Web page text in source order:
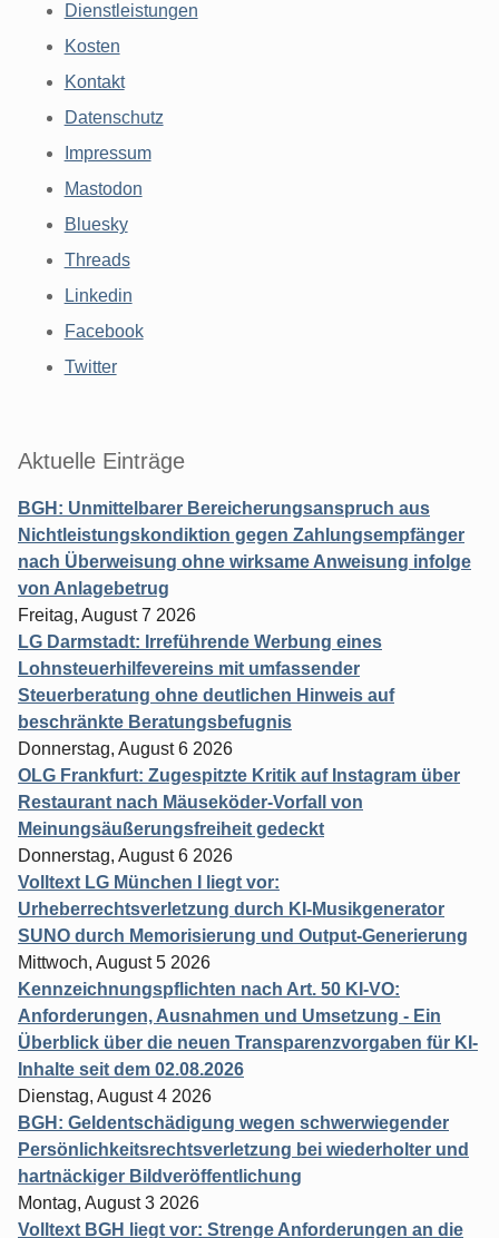
Dienstleistungen
Kosten
Kontakt
Datenschutz
Impressum
Mastodon
Bluesky
Threads
Linkedin
Facebook
Twitter
Aktuelle Einträge
BGH: Unmittelbarer Bereicherungsanspruch aus
Nichtleistungskondiktion gegen Zahlungsempfänger
nach Überweisung ohne wirksame Anweisung infolge
von Anlagebetrug
Freitag, August 7 2026
LG Darmstadt: Irreführende Werbung eines
Lohnsteuerhilfevereins mit umfassender
Steuerberatung ohne deutlichen Hinweis auf
beschränkte Beratungsbefugnis
Donnerstag, August 6 2026
OLG Frankfurt: Zugespitzte Kritik auf Instagram über
Restaurant nach Mäuseköder-Vorfall von
Meinungsäußerungsfreiheit gedeckt
Donnerstag, August 6 2026
Volltext LG München I liegt vor:
Urheberrechtsverletzung durch KI-Musikgenerator
SUNO durch Memorisierung und Output-Generierung
Mittwoch, August 5 2026
Kennzeichnungspflichten nach Art. 50 KI-VO:
Anforderungen, Ausnahmen und Umsetzung - Ein
Überblick über die neuen Transparenzvorgaben für KI-
Inhalte seit dem 02.08.2026
Dienstag, August 4 2026
BGH: Geldentschädigung wegen schwerwiegender
Persönlichkeitsrechtsverletzung bei wiederholter und
hartnäckiger Bildveröffentlichung
Montag, August 3 2026
Volltext BGH liegt vor: Strenge Anforderungen an die